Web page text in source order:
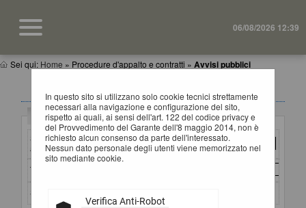
06/08/2026 12:39
Sei qui: Home » Procedure d'appalto e contratti » Avvisi pubblici
In questo sito si utilizzano solo cookie tecnici strettamente
necessari alla navigazione e configurazione del sito,
rispetto ai quali, ai sensi dell'art. 122 del codice privacy e
del Provvedimento del Garante dell'8 maggio 2014, non è
richiesto alcun consenso da parte dell'interessato.
Nessun dato personale degli utenti viene memorizzato nel
sito mediante cookie.
Verifica Anti-Robot
AVVISI DI GARA
Criteri di ricerca
Stazione
appaltante :
Titolo :
Stato :